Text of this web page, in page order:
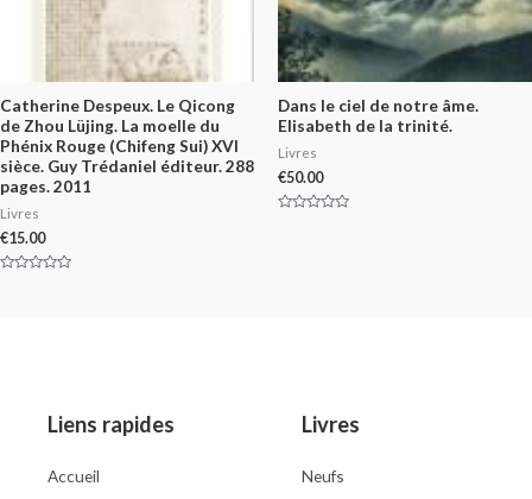
Catherine Despeux. Le Qicong
de Zhou Lüjing. La moelle du
Phénix Rouge (Chifeng Sui) XVI
sièce. Guy Trédaniel éditeur. 288
pages. 2011
Livres
€15.00
Dans le ciel de notre âme.
Elisabeth de la trinité.
Livres
€50.00
Liens rapides
Accueil
Livres
Neufs